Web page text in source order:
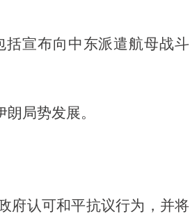
宣布向中东派遣航母战斗
局势发展。
府认可和平抗议行为，并将